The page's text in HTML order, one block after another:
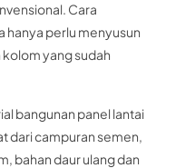
Cara
hanya perlu menyusun
yang sudah
bangunan panel lantai
dari campuran semen,
bahan daur ulang dan